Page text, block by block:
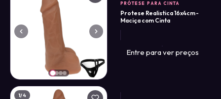
PRÓTESE PARA CINTA
Protese Realistica 16x4cm -
Maciça com Cinta
Entre para ver preços
1/4